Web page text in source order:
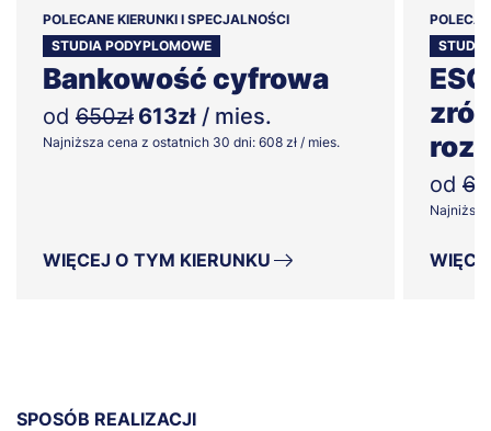
POLECANE KIERUNKI I SPECJALNOŚCI
STUDIA PODYPLOMOWE
Bankowość cyfrowa
od 650zł 613zł / mies.
Najniższa cena z ostatnich 30 dni: 608 zł / mies.
WIĘCEJ O TYM KIERUNKU
STUDIA
od
SPOSÓB REALIZACJI